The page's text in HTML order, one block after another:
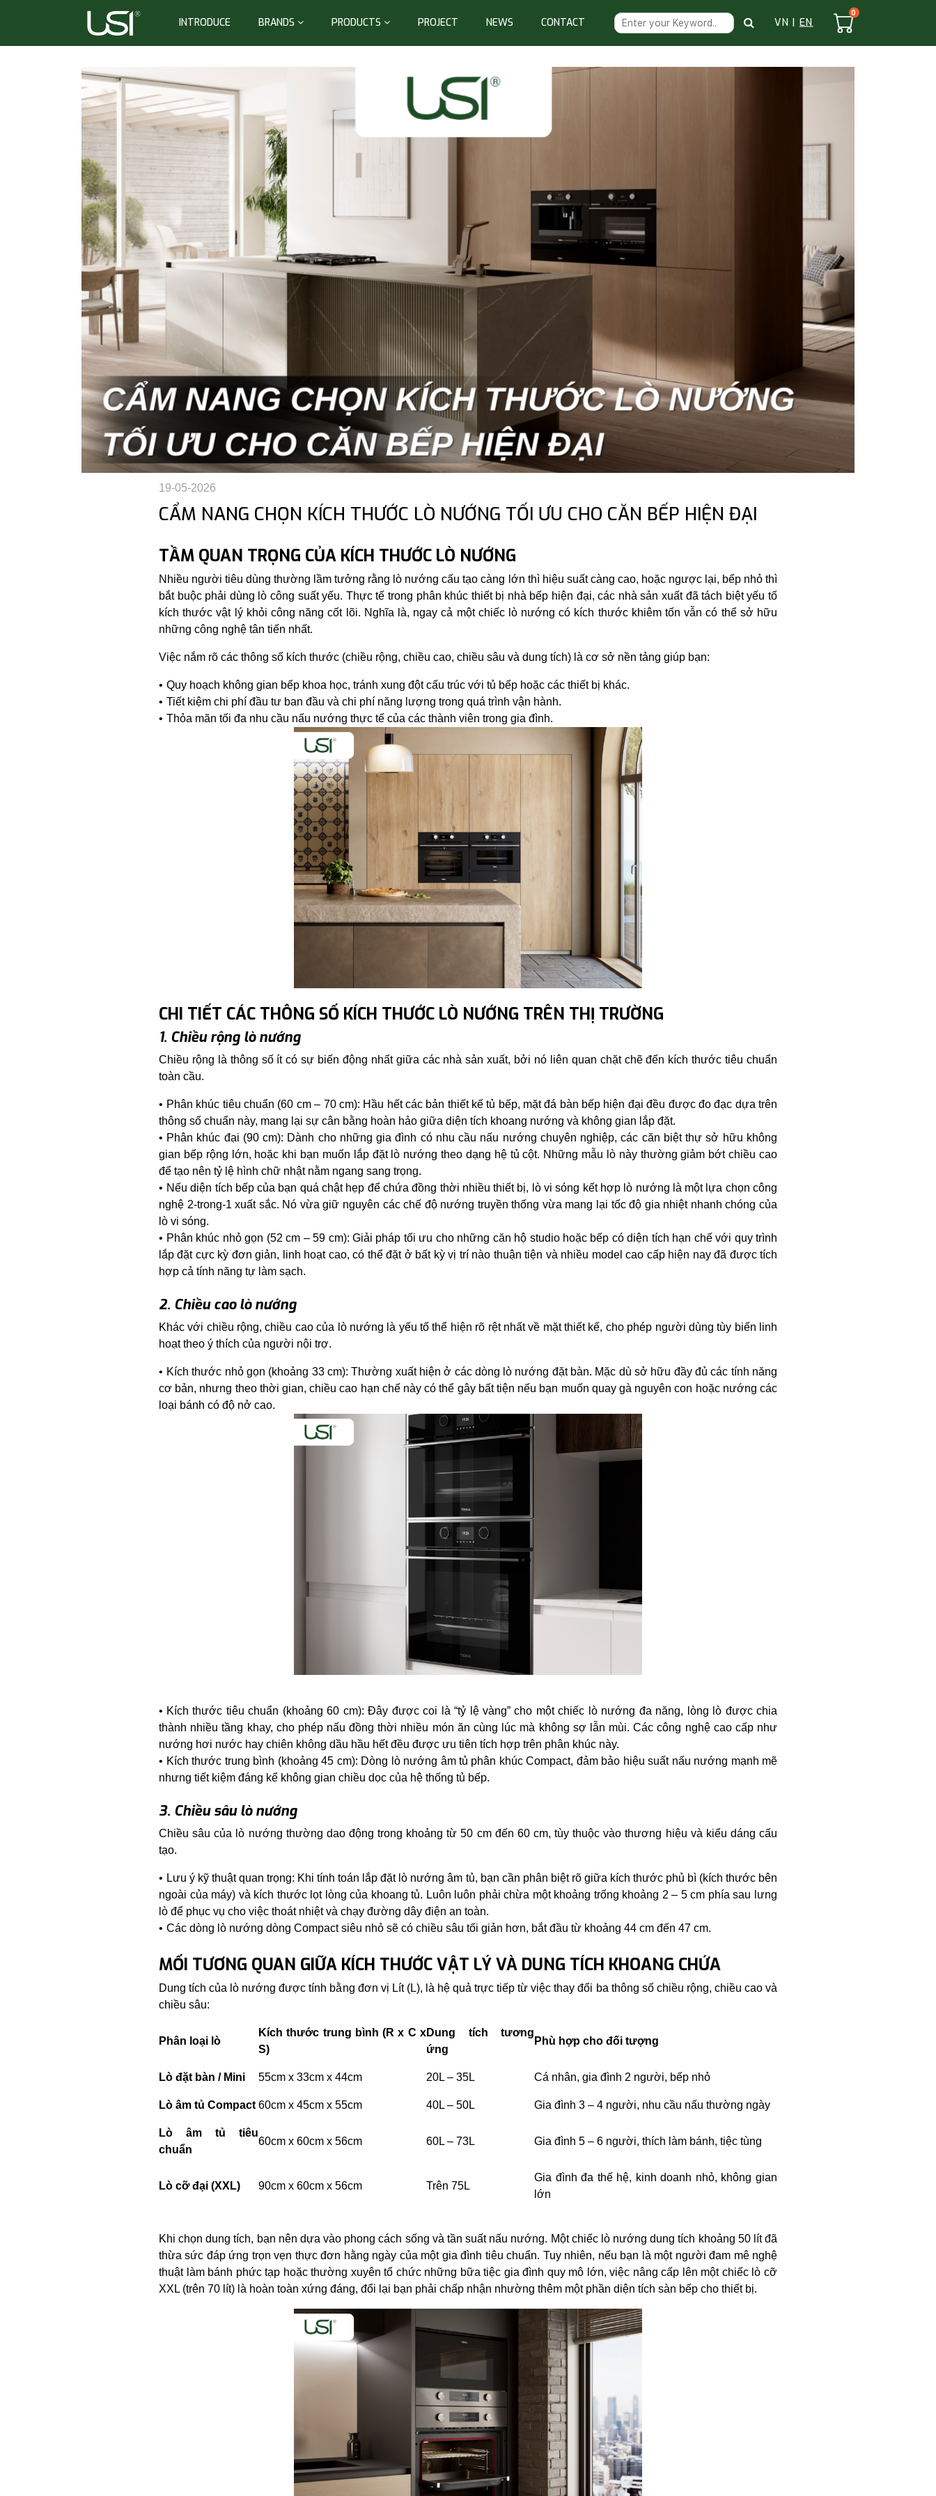
INTRODUCE BRANDS PRODUCTS PROJECT NEWS CONTACT VN | EN
0
19-05-2026
CẨM NANG CHỌN KÍCH THƯỚC LÒ NƯỚNG TỐI ƯU CHO CĂN BẾP HIỆN ĐẠI
TẦM QUAN TRỌNG CỦA KÍCH THƯỚC LÒ NƯỚNG
Nhiều người tiêu dùng thường lầm tưởng rằng lò nướng cấu tạo càng lớn thì hiệu suất càng cao, hoặc ngược lại, bếp nhỏ thì
bắt buộc phải dùng lò công suất yếu. Thực tế trong phân khúc thiết bị nhà bếp hiện đại, các nhà sản xuất đã tách biệt yếu tố
kích thước vật lý khỏi công năng cốt lõi. Nghĩa là, ngay cả một chiếc lò nướng có kích thước khiêm tốn vẫn có thể sở hữu
những công nghệ tân tiến nhất.
Việc nắm rõ các thông số kích thước (chiều rộng, chiều cao, chiều sâu và dung tích) là cơ sở nền tảng giúp bạn:
Quy hoạch không gian bếp khoa học, tránh xung đột cấu trúc với tủ bếp hoặc các thiết bị khác.
Tiết kiệm chi phí đầu tư ban đầu và chi phí năng lượng trong quá trình vận hành.
Thỏa mãn tối đa nhu cầu nấu nướng thực tế của các thành viên trong gia đình.
CHI TIẾT CÁC THÔNG SỐ KÍCH THƯỚC LÒ NƯỚNG TRÊN THỊ TRƯỜNG
1. Chiều rộng lò nướng
Chiều rộng là thông số ít có sự biến động nhất giữa các nhà sản xuất, bởi nó liên quan chặt chẽ đến kích thước tiêu chuẩn
toàn cầu.
Phân khúc tiêu chuẩn (60 cm – 70 cm): Hầu hết các bản thiết kế tủ bếp, mặt đá bàn bếp hiện đại đều được đo đạc dựa trên
thông số chuẩn này, mang lại sự cân bằng hoàn hảo giữa diện tích khoang nướng và không gian lắp đặt.
Phân khúc đại (90 cm): Dành cho những gia đình có nhu cầu nấu nướng chuyên nghiệp, các căn biệt thự sở hữu không
gian bếp rộng lớn, hoặc khi bạn muốn lắp đặt lò nướng theo dạng hệ tủ cột. Những mẫu lò này thường giảm bớt chiều cao
để tạo nên tỷ lệ hình chữ nhật nằm ngang sang trọng.
Nếu diện tích bếp của bạn quá chật hẹp để chứa đồng thời nhiều thiết bị, lò vi sóng kết hợp lò nướng là một lựa chọn công
nghệ 2-trong-1 xuất sắc. Nó vừa giữ nguyên các chế độ nướng truyền thống vừa mang lại tốc độ gia nhiệt nhanh chóng của
lò vi sóng.
Phân khúc nhỏ gọn (52 cm – 59 cm): Giải pháp tối ưu cho những căn hộ studio hoặc bếp có diện tích hạn chế với quy trình
lắp đặt cực kỳ đơn giản, linh hoạt cao, có thể đặt ở bất kỳ vị trí nào thuận tiện và nhiều model cao cấp hiện nay đã được tích
hợp cả tính năng tự làm sạch.
2. Chiều cao lò nướng
Khác với chiều rộng, chiều cao của lò nướng là yếu tố thể hiện rõ rệt nhất về mặt thiết kế, cho phép người dùng tùy biến linh
hoạt theo ý thích của người nội trợ.
Kích thước nhỏ gọn (khoảng 33 cm): Thường xuất hiện ở các dòng lò nướng đặt bàn. Mặc dù sở hữu đầy đủ các tính năng
cơ bản, nhưng theo thời gian, chiều cao hạn chế này có thể gây bất tiện nếu bạn muốn quay gà nguyên con hoặc nướng các
loại bánh có độ nở cao.
Kích thước tiêu chuẩn (khoảng 60 cm): Đây được coi là “tỷ lệ vàng” cho một chiếc lò nướng đa năng, lòng lò được chia
thành nhiều tầng khay, cho phép nấu đồng thời nhiều món ăn cùng lúc mà không sợ lẫn mùi. Các công nghệ cao cấp như
nướng hơi nước hay chiên không dầu hầu hết đều được ưu tiên tích hợp trên phân khúc này.
Kích thước trung bình (khoảng 45 cm): Dòng lò nướng âm tủ phân khúc Compact, đảm bảo hiệu suất nấu nướng mạnh mẽ
nhưng tiết kiệm đáng kể không gian chiều dọc của hệ thống tủ bếp.
3. Chiều sâu lò nướng
Chiều sâu của lò nướng thường dao động trong khoảng từ 50 cm đến 60 cm, tùy thuộc vào thương hiệu và kiểu dáng cấu
tạo.
Lưu ý kỹ thuật quan trọng: Khi tính toán lắp đặt lò nướng âm tủ, bạn cần phân biệt rõ giữa kích thước phủ bì (kích thước bên
ngoài của máy) và kích thước lọt lòng của khoang tủ. Luôn luôn phải chừa một khoảng trống khoảng 2 – 5 cm phía sau lưng
lò để phục vụ cho việc thoát nhiệt và chạy đường dây điện an toàn.
Các dòng lò nướng dòng Compact siêu nhỏ sẽ có chiều sâu tối giản hơn, bắt đầu từ khoảng 44 cm đến 47 cm.
MỐI TƯƠNG QUAN GIỮA KÍCH THƯỚC VẬT LÝ VÀ DUNG TÍCH KHOANG CHỨA
Dung tích của lò nướng được tính bằng đơn vị Lít (L), là hệ quả trực tiếp từ việc thay đổi ba thông số chiều rộng, chiều cao và
chiều sâu:
Phân loại lò
Kích thước trung bình (R x C x
S)
Dung tích tương
ứng
Phù hợp cho đối tượng
Lò đặt bàn / Mini 55cm x 33cm x 44cm 20L – 35L Cá nhân, gia đình 2 người, bếp nhỏ
Lò âm tủ Compact 60cm x 45cm x 55cm 40L – 50L Gia đình 3 – 4 người, nhu cầu nấu thường ngày
Lò âm tủ tiêu
chuẩn
60cm x 60cm x 56cm 60L – 73L Gia đình 5 – 6 người, thích làm bánh, tiệc tùng
Lò cỡ đại (XXL) 90cm x 60cm x 56cm Trên 75L
Gia đình đa thế hệ, kinh doanh nhỏ, không gian
lớn
Khi chọn dung tích, bạn nên dựa vào phong cách sống và tần suất nấu nướng. Một chiếc lò nướng dung tích khoảng 50 lít đã
thừa sức đáp ứng trọn vẹn thực đơn hằng ngày của một gia đình tiêu chuẩn. Tuy nhiên, nếu bạn là một người đam mê nghệ
thuật làm bánh phức tạp hoặc thường xuyên tổ chức những bữa tiệc gia đình quy mô lớn, việc nâng cấp lên một chiếc lò cỡ
XXL (trên 70 lít) là hoàn toàn xứng đáng, đổi lại bạn phải chấp nhận nhường thêm một phần diện tích sàn bếp cho thiết bị.